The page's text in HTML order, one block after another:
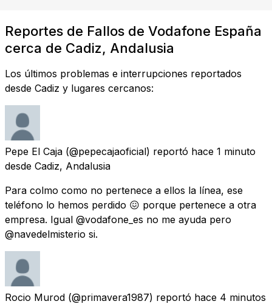
Reportes de Fallos de Vodafone España
cerca de Cadiz, Andalusia
Los últimos problemas e interrupciones reportados
desde Cadiz y lugares cercanos:
Pepe El Caja (@pepecajaoficial) reportó hace 1 minuto
desde Cadiz, Andalusia
Para colmo como no pertenece a ellos la línea, ese
teléfono lo hemos perdido 😖 porque pertenece a otra
empresa. Igual @vodafone_es no me ayuda pero
@navedelmisterio si.
Rocio Murod (@primavera1987) reportó hace 4 minutos